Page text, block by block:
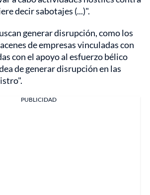
decir sabotajes (...)".
generar disrupción, como los
de empresas vinculadas con
con el apoyo al esfuerzo bélico
de generar disrupción en las
PUBLICIDAD